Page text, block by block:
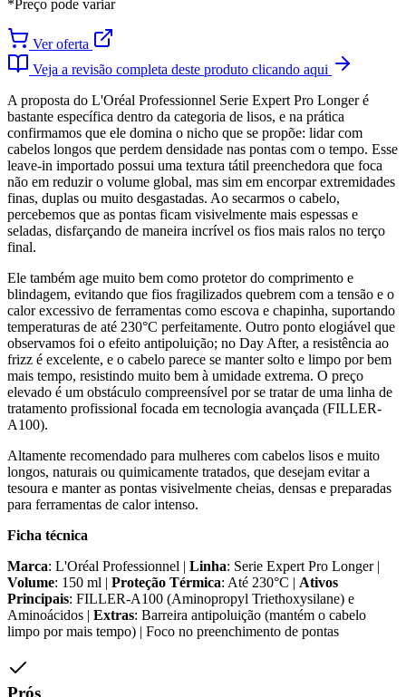
*Preço pode variar
Ver oferta
Veja a revisão completa deste produto clicando aqui
A proposta do L'Oréal Professionnel Serie Expert Pro Longer é
bastante específica dentro da categoria de lisos, e na prática
confirmamos que ele domina o nicho que se propõe: lidar com
cabelos longos que perdem densidade nas pontas com o tempo. Esse
leave-in importado possui uma textura tátil preenchedora que foca
não em reduzir o volume global, mas sim em encorpar extremidades
finas, duplas ou muito desgastadas. Ao secarmos o cabelo,
percebemos que as pontas ficam visivelmente mais espessas e
seladas, disfarçando de maneira incrível os fios mais ralos no terço
final.
Ele também age muito bem como protetor do comprimento e
blindagem, evitando que fios fragilizados quebrem com a tensão e o
calor excessivo de ferramentas como escova e chapinha, suportando
temperaturas de até 230°C perfeitamente. Outro ponto elogiável que
observamos foi o efeito antipoluição; no Day After, a resistência ao
frizz é excelente, e o cabelo parece se manter solto e limpo por bem
mais tempo, resistindo muito bem à umidade extrema. O preço
elevado é um obstáculo compreensível por se tratar de uma linha de
tratamento profissional focada em tecnologia avançada (FILLER-
A100).
Altamente recomendado para mulheres com cabelos lisos e muito
longos, naturais ou quimicamente tratados, que desejam evitar a
tesoura e manter as pontas visivelmente cheias, densas e preparadas
para ferramentas de calor intenso.
Ficha técnica
Marca: L'Oréal Professionnel | Linha: Serie Expert Pro Longer |
Volume: 150 ml | Proteção Térmica: Até 230°C | Ativos
Principais: FILLER-A100 (Aminopropyl Triethoxysilane) e
Aminoácidos | Extras: Barreira antipoluição (mantém o cabelo
limpo por mais tempo) | Foco no preenchimento de pontas
Prós